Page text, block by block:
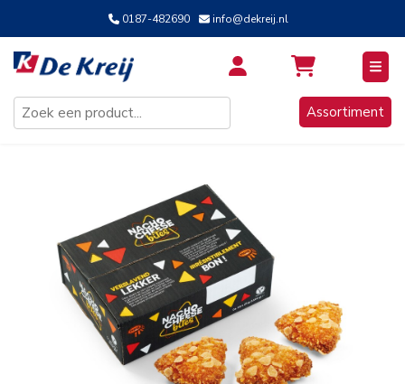
0187-482690 info@dekreij.nl
Inloggen / Aanmelden
Assortiment